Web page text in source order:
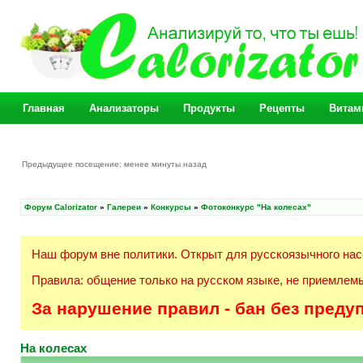
Главная Анализаторы Продукты Рецепты
Предыдущее посещение: менее минуты назад
Форум Calorizator » Галереи » Конкурсы » Фотоконкурс "На колесах"
Наш форум вне политики. Открыт для русскоязычного
Правила: общение только на русском языке, не
За нарушение правил - бан без
На колесах